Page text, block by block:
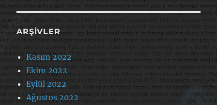
ARŞIVLER
Kasım 2022
Ekim 2022
Eylül 2022
Ağustos 2022